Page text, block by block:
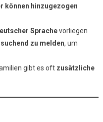
können hinzugezogen
Sprachevorliegen
zu melden, um
gibt es oft zusätzliche